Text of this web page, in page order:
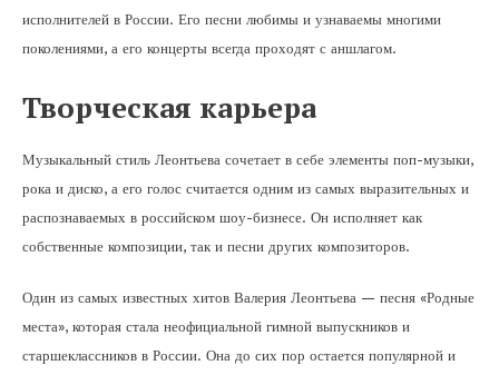
исполнителей в России. Его песни любимы и узнаваемы многими
поколениями, а его концерты всегда проходят с аншлагом.
Творческая карьера
Музыкальный стиль Леонтьева сочетает в себе элементы поп-музыки,
рока и диско, а его голос считается одним из самых выразительных и
распознаваемых в российском шоу-бизнесе. Он исполняет как
собственные композиции, так и песни других композиторов.
Один из самых известных хитов Валерия Леонтьева — песня «Родные
места», которая стала неофициальной гимной выпускников и
старшеклассников в России. Она до сих пор остается популярной и